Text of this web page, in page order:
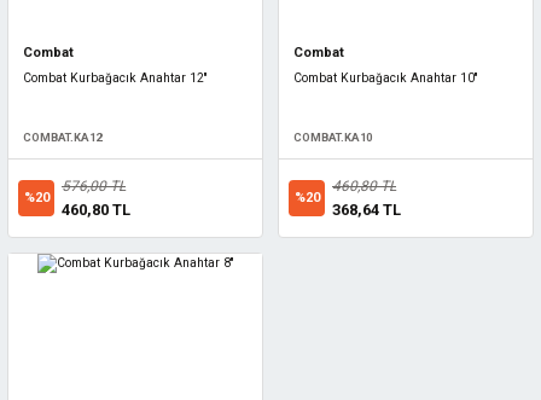
Combat
Combat Kurbağacık Anahtar 12''
COMBAT.KA12
%20
576,00 TL
460,80 TL
Combat
Combat Kurbağacık Anahtar 10''
COMBAT.KA10
%20
460,80 TL
368,64 TL